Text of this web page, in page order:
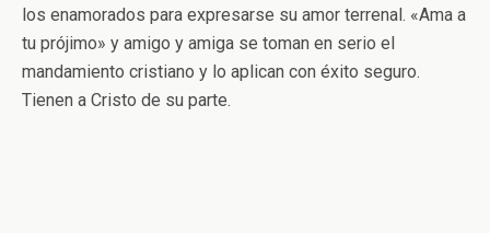
los enamorados para expresarse su amor terrenal. «Ama a
tu prójimo» y amigo y amiga se toman en serio el
mandamiento cristiano y lo aplican con éxito seguro.
Tienen a Cristo de su parte.